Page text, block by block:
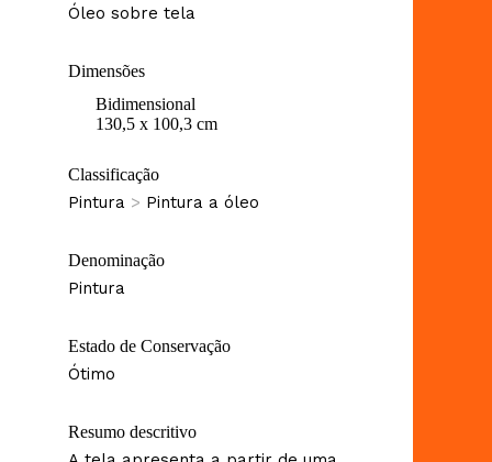
Óleo sobre tela
Dimensões
Bidimensional
130,5 x 100,3 cm
Classificação
Pintura > Pintura a óleo
Denominação
Pintura
Estado de Conservação
Ótimo
Resumo descritivo